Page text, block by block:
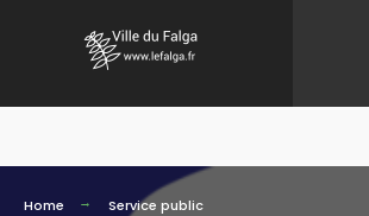
Home Service public